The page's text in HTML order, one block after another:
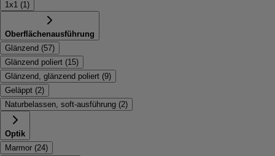
1x1 (1 )
Oberflächenausführung
Glänzend (57)
Glänzend poliert (15)
Glänzend, glänzend poliert (9)
Geläppt (2)
Naturbelassen, soft-ausführung (2)
Optik
Marmor (24)